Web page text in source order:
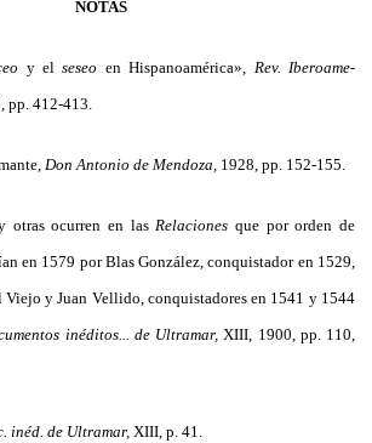
NOTAS
y elseseo en Hispanoamérica», Rev. Iberoame­
pp. 412-413.
Don Antonio de Mendoza, 1928, pp. 152-155.
otras ocurren en las Relacionesque por or­den de
en 1579 por Blas González, con­quistador en 1529,
Viejo y Juan Vellido, con­quistadores en 1541 y 1544
inéditos... de Ultramar,XIII, 1900, pp. 110,
inéd. de Ultramar, XIII, p. 41.